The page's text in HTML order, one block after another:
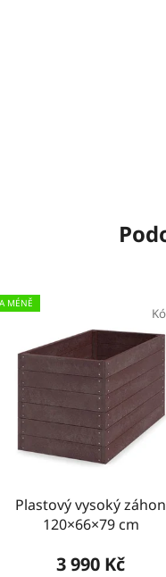
MÉNĚ
Plastový vysoký záhon
120×66×79 cm
3 990 Kč